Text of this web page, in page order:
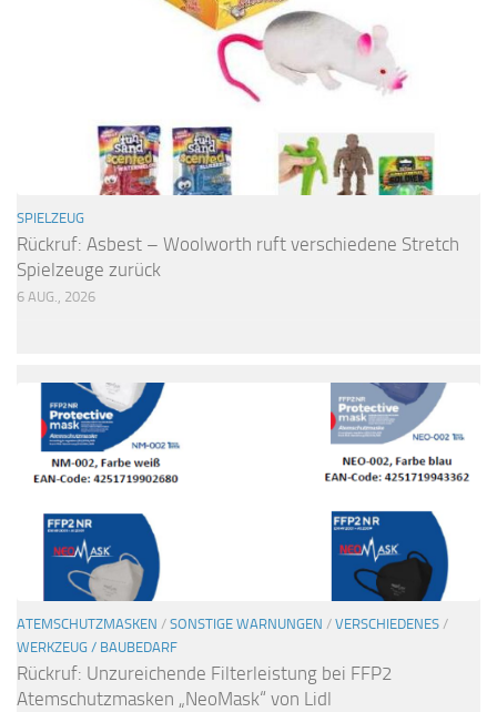
SPIELZEUG
Rückruf: Asbest – Woolworth ruft verschiedene Stretch
Spielzeuge zurück
6 AUG., 2026
ATEMSCHUTZMASKEN / SONSTIGE WARNUNGEN / VERSCHIEDENES /
WERKZEUG / BAUBEDARF
Rückruf: Unzureichende Filterleistung bei FFP2
Atemschutzmasken „NeoMask“ von Lidl